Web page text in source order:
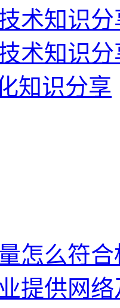
术知识分
术知识分
知识分享
怎么符
提供网